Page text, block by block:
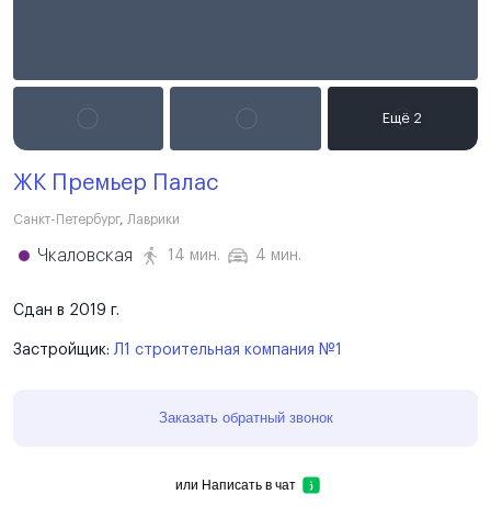
ЖК Премьер Палас
Санкт-Петербург, Лаврики
Чкаловская 14 мин. 4 мин.
Сдан в 2019 г.
Застройщик:Л1 строительная компания №1
Заказать обратный звонок
или Написать в чат